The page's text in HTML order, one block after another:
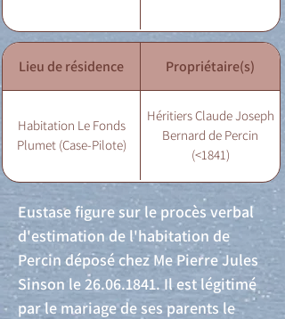
Lieu de résidence Propriétaire(s)
Habitation Le Fonds
Plumet (Case-Pilote)
Héritiers Claude Joseph
Bernard de Percin
(<1841)
Eustase figure sur le procès verbal
d'estimation de l'habitation de
Percin déposé chez Me Pierre Jules
Sinson le26.06.1841. Il est légitimé
par le mariage de ses parents le